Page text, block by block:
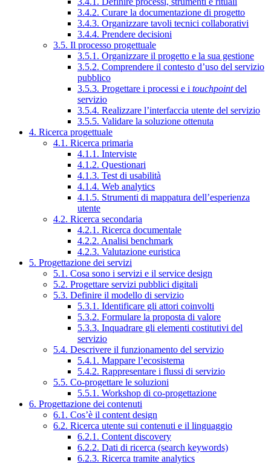
3.4.2. Curare la documentazione di progetto
3.4.3. Organizzare tavoli tecnici collaborativi
3.4.4. Prendere decisioni
3.5. Il processo progettuale
3.5.1. Organizzare il progetto e la sua gestione
3.5.2. Comprendere il contesto d’uso del servizio
pubblico
3.5.3. Progettare i processi e i touchpointdel
servizio
3.5.4. Realizzare l’interfaccia utente del servizio
3.5.5. Validare la soluzione ottenuta
4. Ricerca progettuale
4.1. Ricerca primaria
4.1.1. Interviste
4.1.2. Questionari
4.1.3. Test di usabilità
4.1.4. Web analytics
4.1.5. Strumenti di mappatura dell’esperienza
utente
4.2. Ricerca secondaria
4.2.1. Ricerca documentale
4.2.2. Analisi benchmark
4.2.3. Valutazione euristica
5. Progettazione dei servizi
5.1. Cosa sono i servizi e il service design
5.2. Progettare servizi pubblici digitali
5.3. Definire il modello di servizio
5.3.1. Identificare gli attori coinvolti
5.3.2. Formulare la proposta di valore
5.3.3. Inquadrare gli elementi costitutivi del
servizio
5.4. Descrivere il funzionamento del servizio
5.4.1. Mappare l’ecosistema
5.4.2. Rappresentare i flussi di servizio
5.5. Co-progettare le soluzioni
5.5.1. Workshop di co-progettazione
6. Progettazione dei contenuti
6.1. Cos’è il content design
6.2. Ricerca utente sui contenuti e il linguaggio
6.2.1. Content discovery
6.2.2. Dati di ricerca (search keywords)
6.2.3. Ricerca tramite analytics